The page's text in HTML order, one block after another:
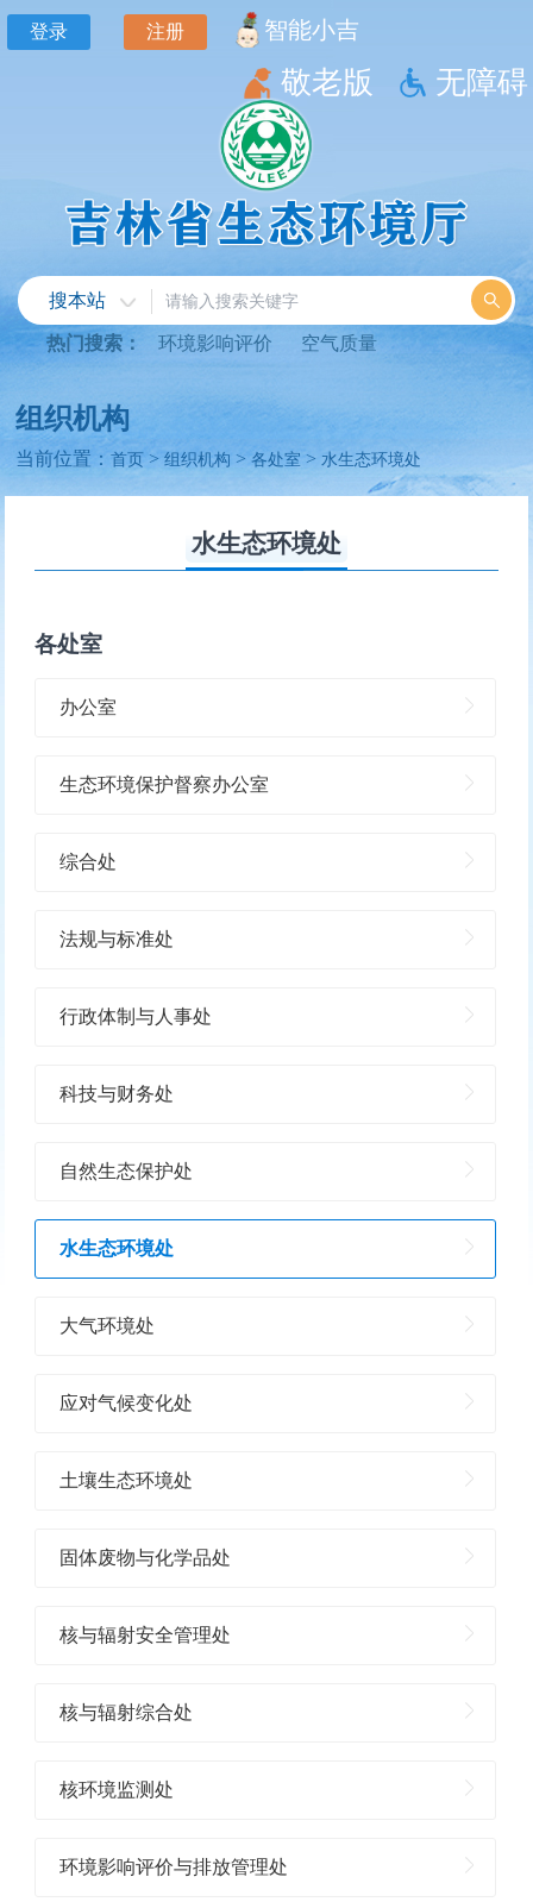
登录 注册 智能小吉
敬老版 无障碍
搜本站
热门搜索： 环境影响评价 空气质量
组织机构
当前位置：首页>组织机构 >各处室 >水生态环境处
水生态环境处
各处室
办公室
生态环境保护督察办公室
综合处
法规与标准处
行政体制与人事处
科技与财务处
自然生态保护处
水生态环境处
大气环境处
应对气候变化处
土壤生态环境处
固体废物与化学品处
核与辐射安全管理处
核与辐射综合处
核环境监测处
环境影响评价与排放管理处